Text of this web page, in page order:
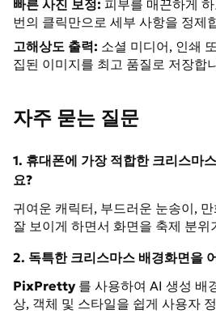
빠른 사진 보정: 피부를 매끈하게
번의 클릭만으로 세부 사항을 정제
고해상도 출력: 소셜 미디어, 인쇄
집된 이미지를 최고 품질로 저장합
자주 묻는 질문
1. 휴대폰에 가장 적합한 크리스마
요?
귀여운 캐릭터, 부드러운 눈송이,
잘 보이게 하면서 화면을 축제 분위
2. 독특한 크리스마스 배경화면을
PixPretty 를 사용하여 AI 생성 배
상, 객체 및 스타일을 쉽게 사용자